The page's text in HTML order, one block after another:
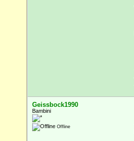
Geissbock1990
Bambini
Offline